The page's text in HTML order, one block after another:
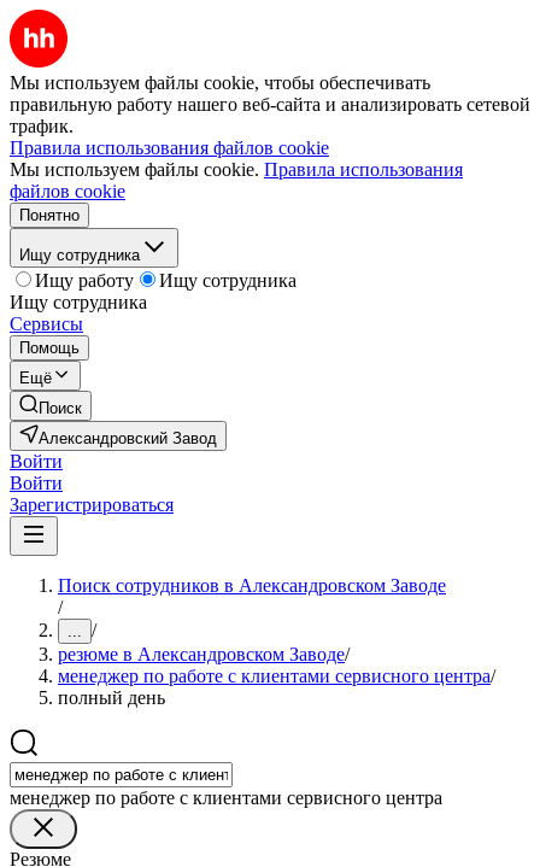
Мы используем файлы cookie, чтобы обеспечивать
правильную работу нашего веб-сайта и анализировать сетевой
трафик.
Правила использования файлов cookie
Мы используем файлы cookie. Правила использования
файлов cookie
Понятно
Ищу сотрудника
Ищу работу
Ищу сотрудника
Ищу сотрудника
Сервисы
Помощь
Ещё
Поиск
Александровский Завод
Войти
Войти
Зарегистрироваться
Поиск сотрудников в Александровском Заводе
/
... /
резюме в Александровском Заводе/
менеджер по работе с клиентами сервисного центра/
полный день
менеджер по работе с клиентами сервисного центра
Резюме